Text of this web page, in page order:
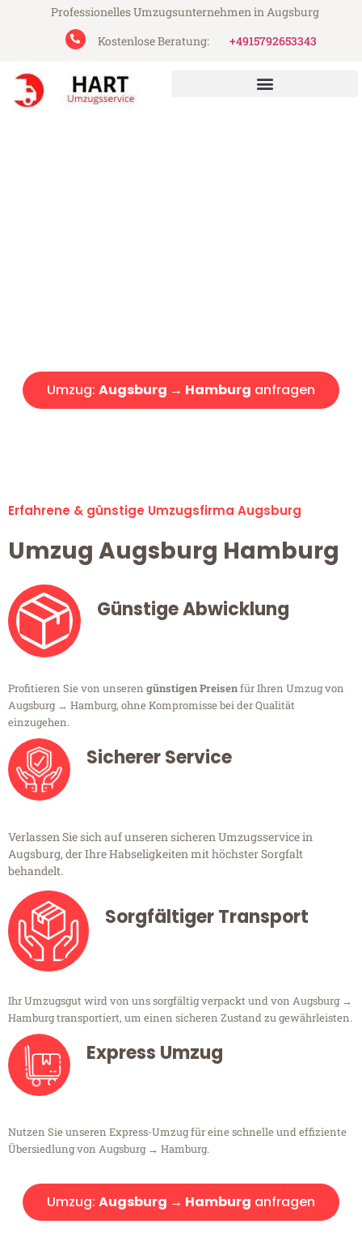
Professionelles Umzugsunternehmen in Augsburg
Kostenlose Beratung:
+4915792653343
Umzug: Augsburg → Hamburg anfragen
Erfahrene & günstige Umzugsfirma Augsburg
Umzug Augsburg Hamburg
Günstige Abwicklung
Profitieren Sie von unseren günstigen Preisenfür Ihren Umzug von
Augsburg → Hamburg, ohne Kompromisse bei der Qualität
einzugehen.
Sicherer Service
Verlassen Sie sich auf unseren sicheren Umzugsservice in
Augsburg, der Ihre Habseligkeiten mit höchster Sorgfalt
behandelt.
Sorgfältiger Transport
Ihr Umzugsgut wird von uns sorgfältig verpackt und von Augsburg →
Hamburg transportiert, um einen sicheren Zustand zu gewährleisten.
Express Umzug
Nutzen Sie unseren Express-Umzug für eine schnelle und effiziente
Übersiedlung von Augsburg → Hamburg.
Umzug: Augsburg → Hamburg anfragen